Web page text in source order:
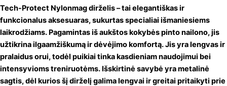
Tech-Protect Nylonmag dirželis – tai elegantiškas ir
funkcionalus aksesuaras, sukurtas specialiai išmaniesiems
laikrodžiams. Pagamintas iš aukštos kokybės pinto nailono, jis
užtikrina ilgaamžiškumą ir dėvėjimo komfortą. Jis yra lengvas ir
pralaidus orui, todėl puikiai tinka kasdieniam naudojimui bei
intensyvioms treniruotėms. Išskirtinė savybė yra metalinė
sagtis, dėl kurios šį dirželį galima lengvai ir greitai pritaikyti prie